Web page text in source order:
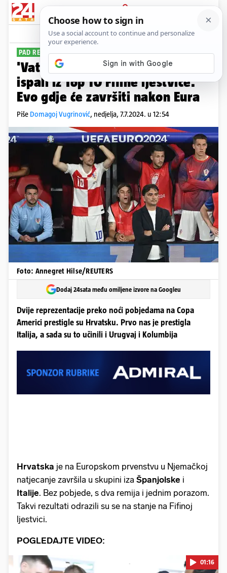
PRIJAVA
Sport Komentari
PAD RENKINGA
'Vatreni' su nakon dvije godine
ispali iz Top 10 Fifine ljestvice.
Evo gdje će završiti nakon Eura
Piše Domagoj Vugrinović, nedjelja, 7.7.2024. u 12:54
Foto: Annegret Hilse/REUTERS
Dodaj 24sata među omiljene izvore na Googleu
Dvije reprezentacije preko noći pobjedama na Copa
Americi prestigle su Hrvatsku. Prvo nas je prestigla
Italija, a sada su to učinili i Urugvaj i Kolumbija
Hrvatska je na Europskom prvenstvu u Njemačkoj
natjecanje završila u skupini iza Španjolske i
Italije. Bez pobjede, s dva remija i jednim porazom.
Takvi rezultati odrazili su se na stanje na Fifinoj
ljestvici.
POGLEDAJTE VIDEO:
01:16